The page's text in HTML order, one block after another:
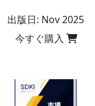
出版日: Nov 2025
今すぐ購入